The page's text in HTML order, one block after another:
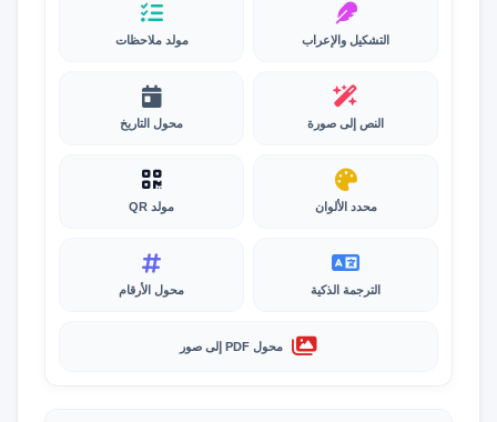
التشكيل والإعراب مولد ملاحظات
النص إلى صورة محول التاريخ
محدد الألوان مولد QR
الترجمة الذكية محول الأرقام
محول PDF إلى صور